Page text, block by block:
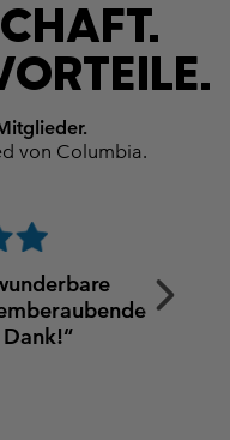
von Columbia.
Next
Slide